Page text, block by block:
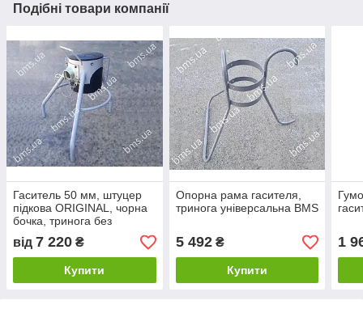
Подібні товари компанії
Гаситель 50 мм, штуцер
підкова ORIGINAL, чорна
бочка, тринога без
гумових ніжок
від 7 220 ₴
Купити
Опорна рама гасителя,
тринога універсальна BMS
5 492₴
Купити
1